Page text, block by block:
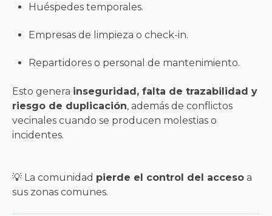
Huéspedes temporales.
Empresas de limpieza o check-in.
Repartidores o personal de mantenimiento.
Esto genera inseguridad, falta de trazabilidad y
riesgo de duplicación, además de conflictos
vecinales cuando se producen molestias o
incidentes.
💡 La comunidad pierde el control del acceso a
sus zonas comunes.